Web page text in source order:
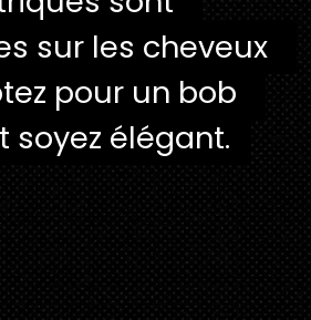
sur les cheveux
pour un bob
soyez élégant.
sur les cheveux
pour un bob
soyez élégant.